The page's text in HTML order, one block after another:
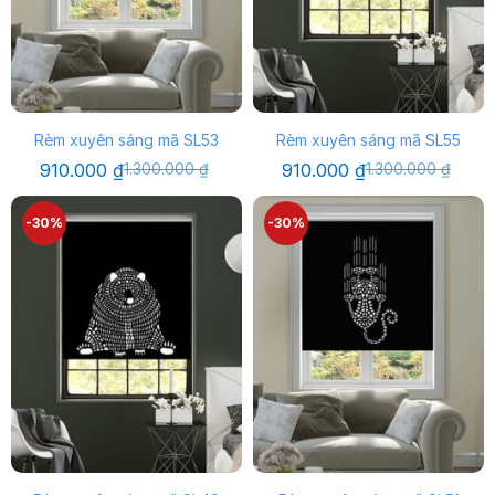
Rèm xuyên sáng mã SL53
1.300.000₫
Giá
1.300.000 ₫.
910.000 ₫Giá
là:
Rèm xuyên sáng mã SL55
1.300.000₫
Giá
là:
1.300.000 ₫.
910.000 ₫Giá
tại
là:
910.000 ₫.
-30% -30%